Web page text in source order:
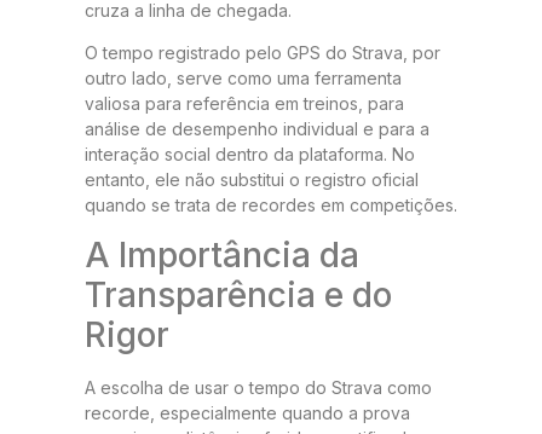
cruza a linha de chegada.
O tempo registrado pelo GPS do Strava, por
outro lado, serve como uma ferramenta
valiosa para referência em treinos, para
análise de desempenho individual e para a
interação social dentro da plataforma. No
entanto, ele não substitui o registro oficial
quando se trata de recordes em competições.
A Importância da
Transparência e do
Rigor
A escolha de usar o tempo do Strava como
recorde, especialmente quando a prova